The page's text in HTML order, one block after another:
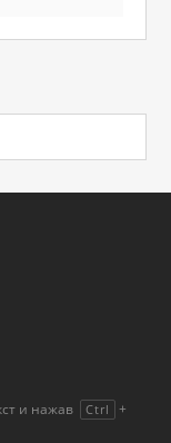
и нажав Ctrl +